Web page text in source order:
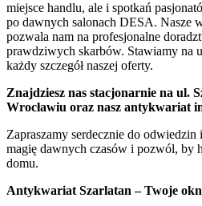
miejsce handlu, ale i spotkań
po dawnych salonach DESA. Nasze
pozwala nam na profesjonalne
prawdziwych skarbów. Stawiamy na
każdy szczegół naszej oferty.
Znajdziesz nas stacjonarnie na ul.
Wrocławiu oraz nasz antykwariat
Zapraszamy serdecznie do
magię dawnych czasów i pozwól, by
domu.
Antykwariat Szarlatan – Twoje